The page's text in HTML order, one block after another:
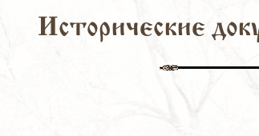
Исторические